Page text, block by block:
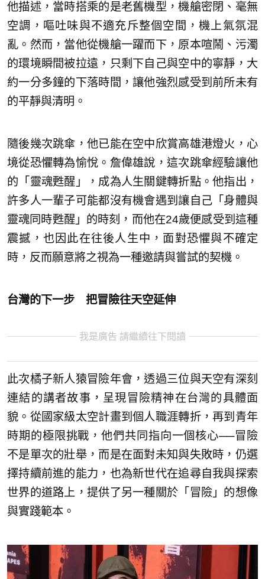
他描述，當時搭乘的是老舊機型，機艙密閉、毫無
空調，嘔吐味與不適充斥整個空間，機上氣氛混
亂。然而，當他從機艙一躍而下，原本喧鬧、污濁
的環境瞬間被拉遠，只剩下自己與空中的寧靜，大
約一分多鐘的下落時間，讓他強烈感受到前所未有
的平靜與清明。
隨後幾次跳傘，他已能在空中欣賞高雄港燈火，心
境從恐懼轉為愉悅。詹偉雄說，這次跳傘經驗讓他
的「靈魂甦醒」，成為人生關鍵轉折點。他指出，
許多人一輩子可能都沒有機會遇到讓自己「身體與
靈魂同時甦醒」的時刻，而他在24歲便感受到這種
震撼，也因此在往後人生中，面對恐懼與不確定
時，反而願意將之視為一種邀請與嘗試的契機。
台灣的下一步 把冒險往天空延伸
我是廣告 請繼續往下閱讀
此次橘子新人猿冒險年會，透過三位與天空有深刻
連結的講者故事，呈現冒險精神在台灣的具體面
貌。從國家級太空計畫到個人職涯轉折，再到青年
時期的極限挑戰，他們共同指向一個核心──冒險
不是單次的壯舉，而是在面對未知與失敗時，仍選
擇持續前進的能力，也為新世代在追尋自我與探索
世界的道路上，提供了另一種關於「冒險」的想像
與實踐範本。